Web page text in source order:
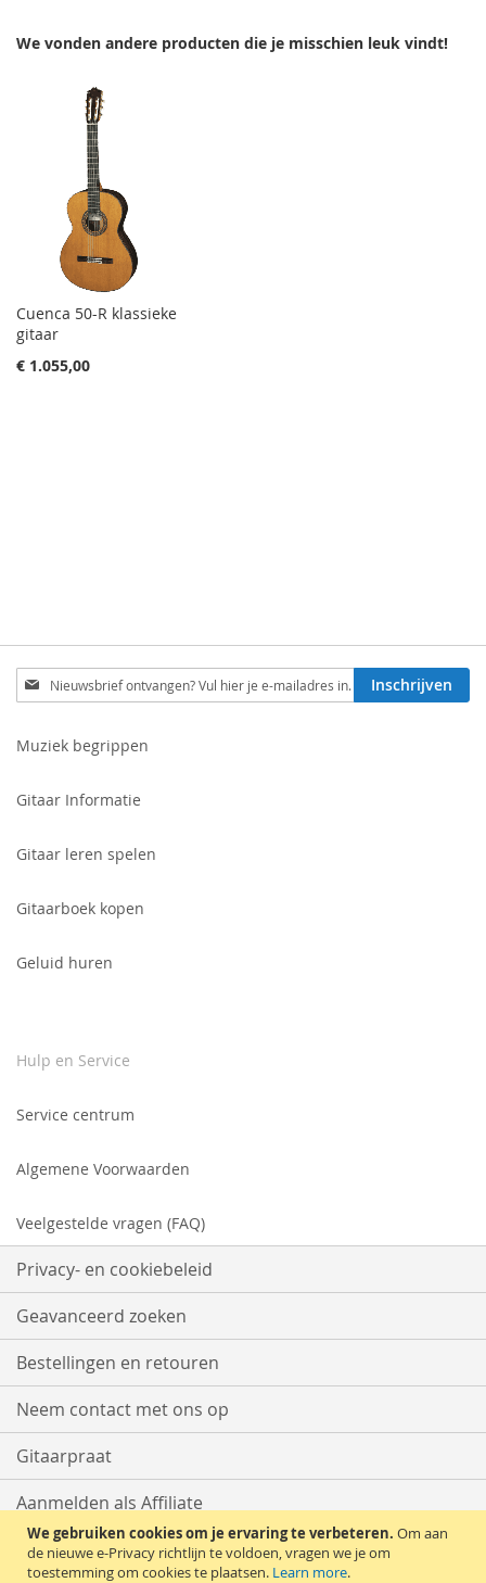
We gebruiken cookies om je ervaring te verbeteren. Om aan
de nieuwe e-Privacy richtlijn te voldoen, vragen we je om
toestemming om cookies te plaatsen. Learn more.
We vonden andere producten die je misschien leuk vindt!
Cuenca 50-R klassieke
gitaar
€ 1.055,00
Schrijf
je
voor
Inschrijven
Muziek begrippen
Gitaar Informatie
Gitaar leren spelen
Gitaarboek kopen
Geluid huren
Hulp en Service
Service centrum
Algemene Voorwaarden
Veelgestelde vragen (FAQ)
Privacy- en cookiebeleid
Geavanceerd zoeken
Bestellingen en retouren
Neem contact met ons op
Gitaarpraat
Aanmelden als Affiliate
Start met Verkopen